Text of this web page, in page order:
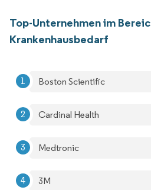
Top-Unternehmen im
Krankenhausbedarf
Boston Scientific
Cardinal Health
Medtronic
3M